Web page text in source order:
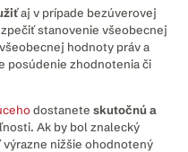
aj v prípade bezúverovej
stanovenie všeobecnej
hodnoty práv a
posúdenie zhodnotenia či
dostanete skutočnú a
Ak by bol znalecký
nižšie ohodnotený